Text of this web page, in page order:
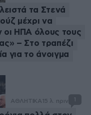
τα Στενά
μέχρι να
οι ΗΠΑ όλους τους
– Στο τραπέζι
για το άνοιγμα
ΑΘΛΗΤΙΚΑ 15 λ. πριν